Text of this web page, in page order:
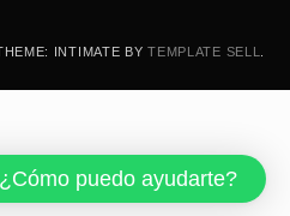
INTIMATE BYTEMPLATE SELL
¿Cómo puedo ayudarte?